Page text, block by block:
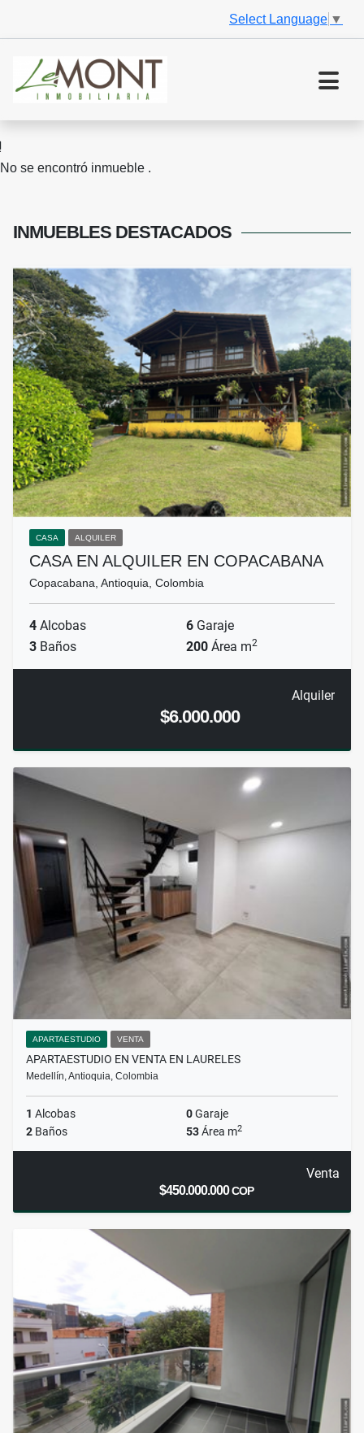
Select Language ▼
No se encontró inmueble .
INMUEBLES DESTACADOS
CASA ALQUILER
CASA EN ALQUILER EN COPACABANA
Copacabana, Antioquia, Colombia
4 Alcobas 6 Garaje
3 Baños 200 Área m2
Alquiler
$6.000.000
APARTAESTUDIO VENTA
APARTAESTUDIO EN VENTA EN LAURELES
Medellín, Antioquia, Colombia
1 Alcobas 0Garaje
2 Baños 53Área m2
Venta
$450.000.000COP